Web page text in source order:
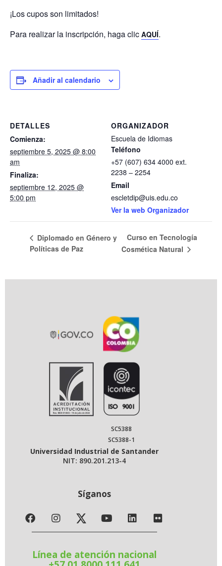
¡Los cupos son limitados!
Para realizar la inscripción, haga clic AQUÍ.
Añadir al calendario
DETALLES
Comienza:
septiembre 5, 2025 @ 8:00
am
Finaliza:
septiembre 12, 2025 @
5:00 pm
ORGANIZADOR
Escuela de Idiomas
Teléfono
+57 (607) 634 4000 ext.
2238 – 2254
Email
escletdip@uis.edu.co
Ver la web Organizador
Diplomado en Género y
Políticas de Paz
Curso en Tecnología
Cosmética Natural